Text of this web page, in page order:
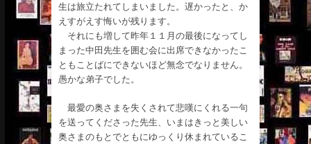
生は旅立たれてしまいました。遅かったと、か
えすがえす悔いが残ります。
それにも増して昨年１１月の最後になってし
まった中田先生を囲む会に出席できなかったこ
ともことばにできないほど無念でなりません。
愚かな弟子でした。
最愛の奥さまを失くされて悲嘆にくれる一句
を送ってくださった先生、いまはきっと美しい
奥さまのもとでともにゆっくり休まれているこ